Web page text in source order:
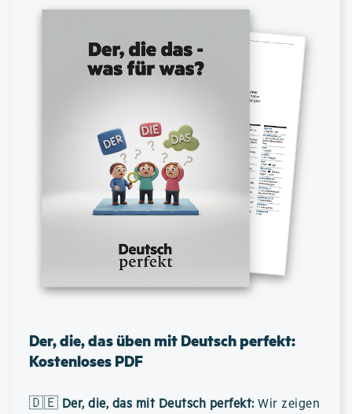
Der, die, das üben mit Deutsch perfekt:
Kostenloses PDF
🇩🇪 Der, die, das mit Deutsch perfekt: Wir zeigen